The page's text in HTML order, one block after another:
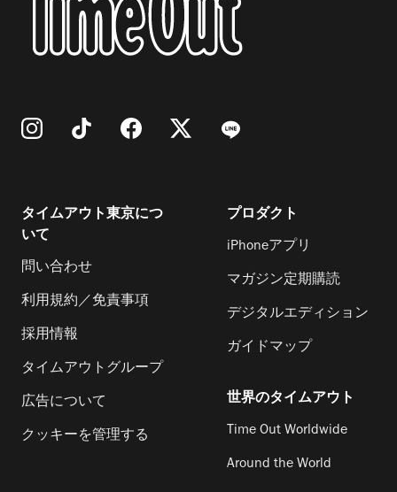
タイムアウト東京につ
いて
問い合わせ
利用規約／免責事項
採用情報
タイムアウトグループ
広告について
クッキーを管理する
プロダクト
iPhoneアプリ
マガジン定期購読
デジタルエディション
ガイドマップ
世界のタイムアウト
Time Out Worldwide
Around the World